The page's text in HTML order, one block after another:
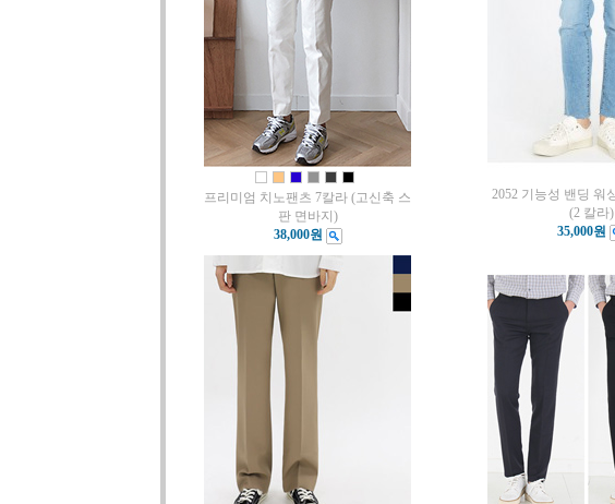
프리미엄 치노팬츠 7칼라 (고신축 스
판 면바지)
38,000원
2052 기능성 밴딩 워
(2 칼라)
35,000원